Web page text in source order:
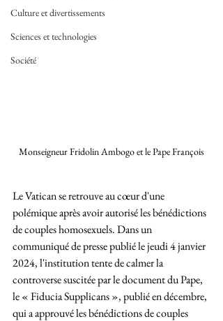
Culture et divertissements
Sciences et technologies
Société
Monseigneur Fridolin Ambogo et le Pape François
Le Vatican se retrouve au cœur d'une
polémique après avoir autorisé les bénédictions
de couples homosexuels. Dans un
communiqué de presse publié le jeudi 4 janvier
2024, l'institution tente de calmer la
controverse suscitée par le document du Pape,
le « Fiducia Supplicans », publié en décembre,
qui a approuvé les bénédictions de couples